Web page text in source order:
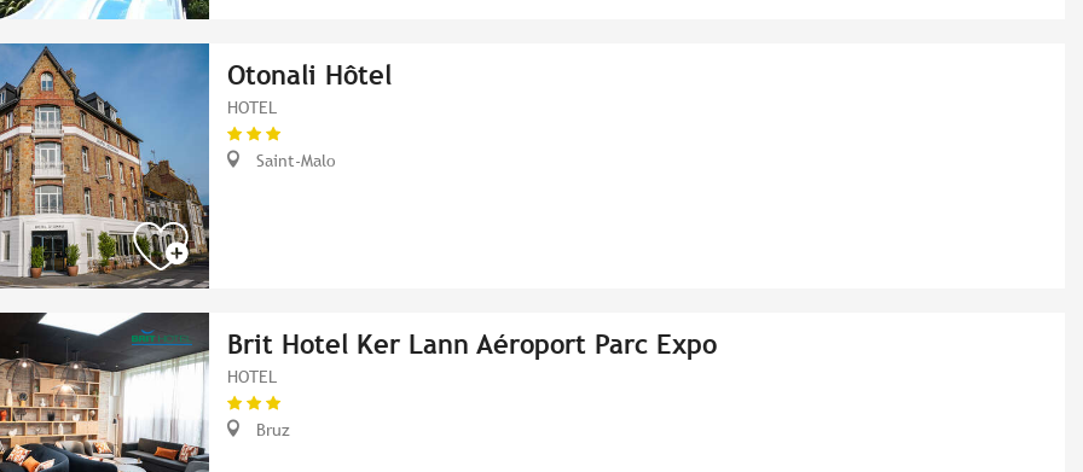
Otonali Hôtel
HOTEL
Saint-Malo
Brit Hotel Ker Lann Aéroport Parc Expo
HOTEL
Bruz